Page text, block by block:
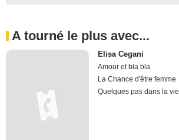
A tourné le plus avec...
Elisa Cegani
Amour et bla bla
La Chance d'être femme
Quelques pas dans la vie